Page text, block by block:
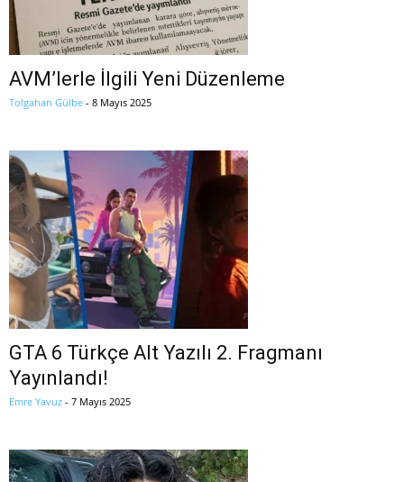
AVM’lerle İlgili Yeni Düzenleme
Tolgahan Gülbe - 8 Mayıs 2025
GTA 6 Türkçe Alt Yazılı 2. Fragmanı
Yayınlandı!
Emre Yavuz - 7 Mayıs 2025